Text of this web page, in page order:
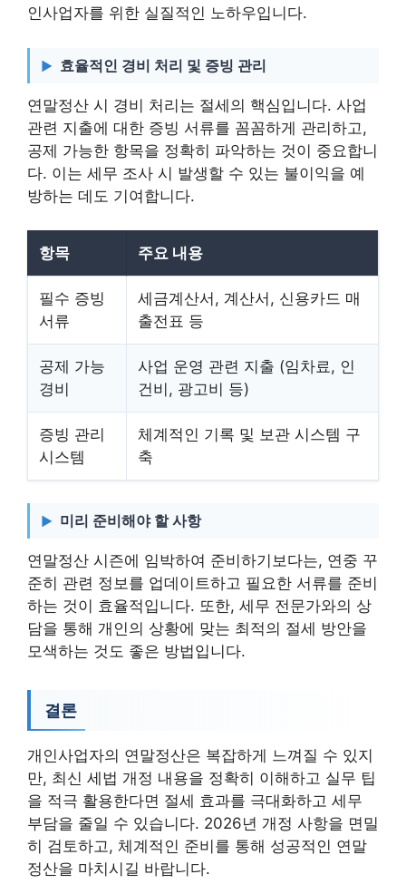
인사업자를 위한 실질적인 노하우입니다.
효율적인 경비 처리 및 증빙 관리
연말정산 시 경비 처리는 절세의 핵심입니다. 사업
관련 지출에 대한 증빙 서류를 꼼꼼하게 관리하고,
공제 가능한 항목을 정확히 파악하는 것이 중요합니
다. 이는 세무 조사 시 발생할 수 있는 불이익을 예
방하는 데도 기여합니다.
항목 주요 내용
필수 증빙
서류
세금계산서, 계산서, 신용카드 매
출전표 등
공제 가능
경비
사업 운영 관련 지출 (임차료, 인
건비, 광고비 등)
증빙 관리
시스템
체계적인 기록 및 보관 시스템 구
축
미리 준비해야 할 사항
연말정산 시즌에 임박하여 준비하기보다는, 연중 꾸
준히 관련 정보를 업데이트하고 필요한 서류를 준비
하는 것이 효율적입니다. 또한, 세무 전문가와의 상
담을 통해 개인의 상황에 맞는 최적의 절세 방안을
모색하는 것도 좋은 방법입니다.
결론
개인사업자의 연말정산은 복잡하게 느껴질 수 있지
만, 최신 세법 개정 내용을 정확히 이해하고 실무 팁
을 적극 활용한다면 절세 효과를 극대화하고 세무
부담을 줄일 수 있습니다. 2026년 개정 사항을 면밀
히 검토하고, 체계적인 준비를 통해 성공적인 연말
정산을 마치시길 바랍니다.